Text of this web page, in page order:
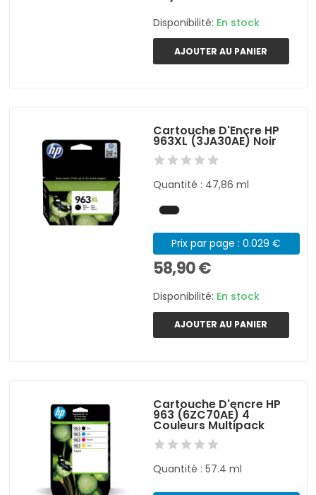
Disponibilité: En stock
AJOUTER AU PANIER
Cartouche D'Encre HP
963XL (3JA30AE) Noir
Quantité : 47,86 ml
Prix par page : 0.029 €
58,90 €
Disponibilité: En stock
AJOUTER AU PANIER
Cartouche D'encre HP
963 (6ZC70AE) 4
Couleurs Multipack
Quantité : 57.4 ml